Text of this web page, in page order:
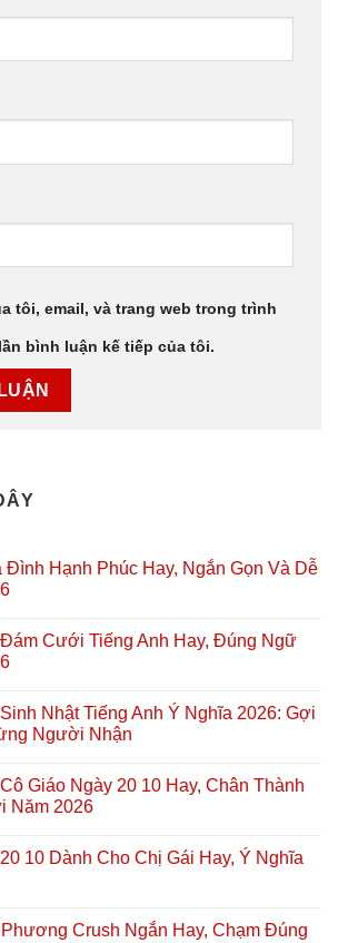
tôi, email, và trang web trong trình
bình luận kế tiếp của tôi.
Đình Hạnh Phúc Hay, Ngắn Gọn Và Dễ
Cưới Tiếng Anh Hay, Đúng Ngữ
Nhật Tiếng Anh Ý Nghĩa 2026: Gợi
Người Nhận
Giáo Ngày 20 10 Hay, Chân Thành
Năm 2026
10 Dành Cho Chị Gái Hay, Ý Nghĩa
Crush Ngắn Hay, Chạm Đúng